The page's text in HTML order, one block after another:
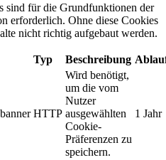
sind für die Grundfunktionen der
erforderlich. Ohne diese Cookies
nicht richtig aufgebaut werden.
Typ Beschreibung
HTTP
Wird benötigt,
um die vom
Nutzer
ausgewählten
Cookie-
Präferenzen zu
speichern.
1 Jahr